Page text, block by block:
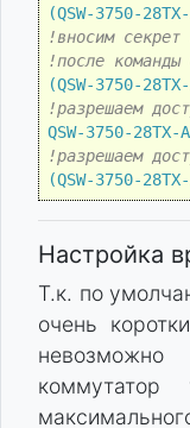
(QSW-3750-
!вносим
!после команды
(QSW-3750-
!разрешаем
QSW-3750-
!разрешаем
(QSW-3750-
Настройка
Т.к. по
очень